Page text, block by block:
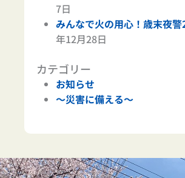
7日
みんなで火の用心！歳末夜
年12月28日
カテゴリー
お知らせ
～災害に備える～